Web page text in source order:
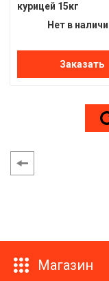
курицей 15кг
Нет в
Заказать
Магазин